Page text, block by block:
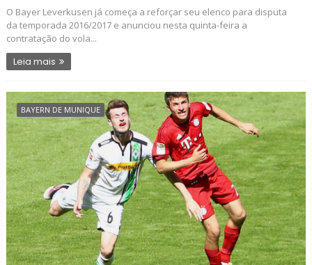
O Bayer Leverkusen já começa a reforçar seu elenco para disputa
da temporada 2016/2017 e anunciou nesta quinta-feira a
contratação do vola...
Leia mais
BAYERN DE MUNIQUE